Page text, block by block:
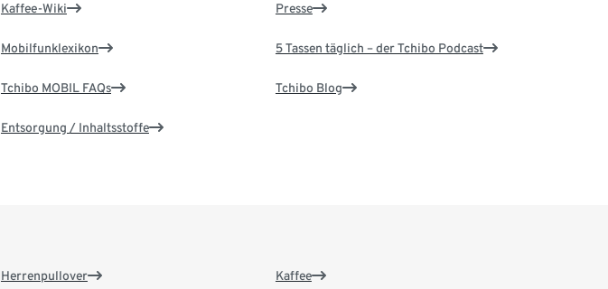
Kaffee-Wiki
Mobilfunklexikon
Tchibo MOBIL FAQs
Entsorgung / Inhaltsstoffe
Presse
5 Tassen täglich – der Tchibo Podcast
Tchibo Blog
Herrenpullover Kaffee